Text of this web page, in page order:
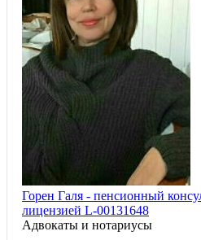
Горен Галя - пенсионный
лицензией L-00131648
Адвокаты и нoтариусы